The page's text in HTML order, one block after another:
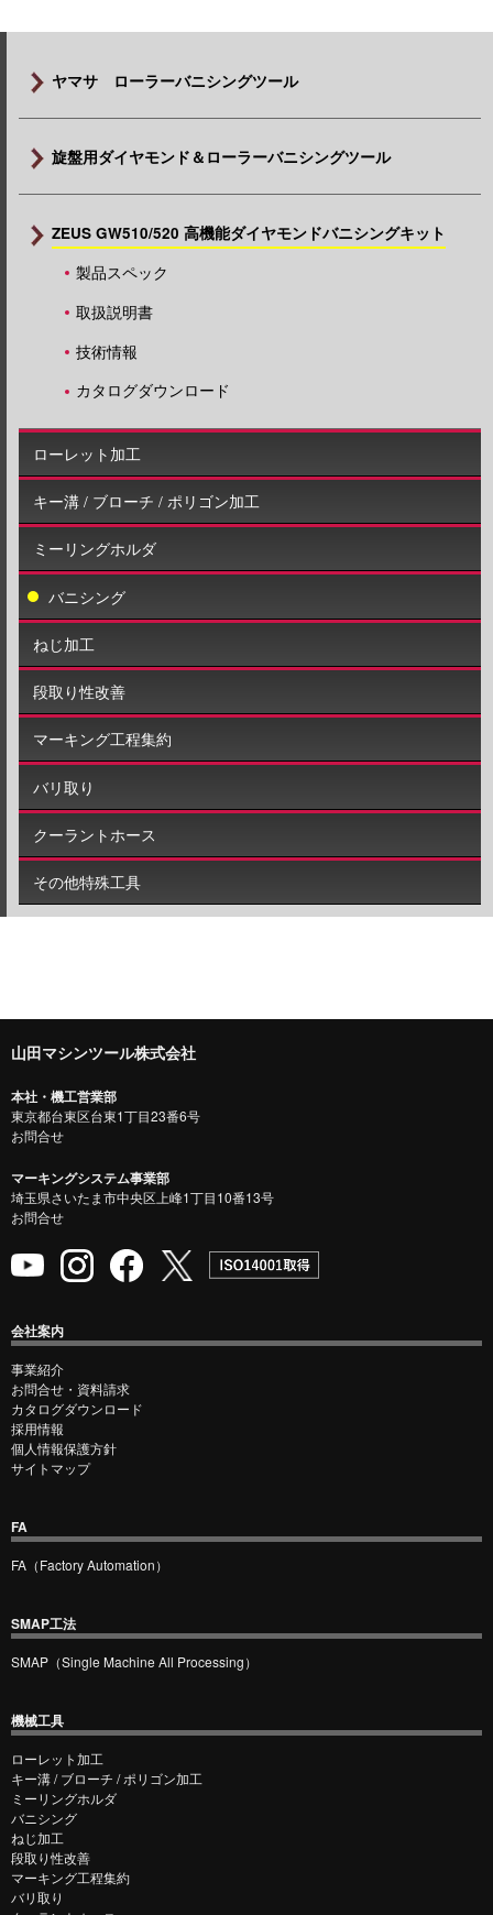
ヤマサ ローラーバニシングツール
旋盤用ダイヤモンド＆ローラーバニシングツール
ZEUS GW510/520 高機能ダイヤモンドバニシングキット
製品スペック
取扱説明書
技術情報
カタログダウンロード
ローレット加工
キー溝 / ブローチ / ポリゴン加工
ミーリングホルダ
バニシング
ねじ加工
段取り性改善
マーキング工程集約
バリ取り
クーラントホース
その他特殊工具
山田マシンツール株式会社
本社・機工営業部
東京都台東区台東1丁目23番6号
お問合せ
マーキングシステム事業部
埼玉県さいたま市中央区上峰1丁目10番13号
お問合せ
会社案内
事業紹介
お問合せ・資料請求
カタログダウンロード
採用情報
個人情報保護方針
サイトマップ
FA
FA（Factory Automation）
SMAP工法
SMAP（Single Machine All Processing）
機械工具
ローレット加工
キー溝 / ブローチ / ポリゴン加工
ミーリングホルダ
バニシング
ねじ加工
段取り性改善
マーキング工程集約
バリ取り